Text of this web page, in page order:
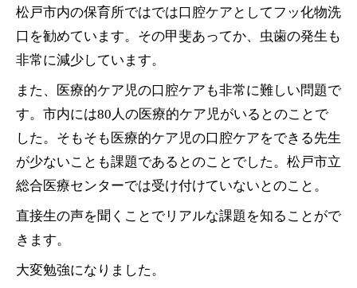
松戸市内の保育所ではでは口腔ケアとしてフッ化物洗
口を勧めています。その甲斐あってか、虫歯の発生も
非常に減少しています。
また、医療的ケア児の口腔ケアも非常に難しい問題で
す。市内には80人の医療的ケア児がいるとのことで
した。そもそも医療的ケア児の口腔ケアをできる先生
が少ないことも課題であるとのことでした。松戸市立
総合医療センターでは受け付けていないとのこと。
直接生の声を聞くことでリアルな課題を知ることがで
きます。
大変勉強になりました。